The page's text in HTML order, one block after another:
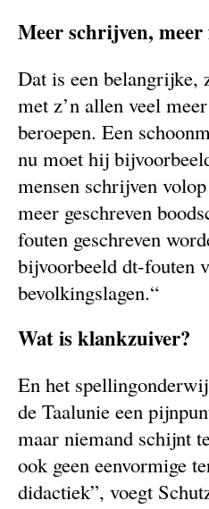
Meer schrijven,
Dat is een belangrijke,
met z’n allen veel
beroepen. Een
nu moet hij
mensen schrijven
meer geschreven
fouten geschreven
bijvoorbeeld dt-fouten
bevolkingslagen.“
Wat is klankzuiver?
En het
de Taalunie een
maar niemand schijnt
ook geen eenvormige
didactiek”, voegt